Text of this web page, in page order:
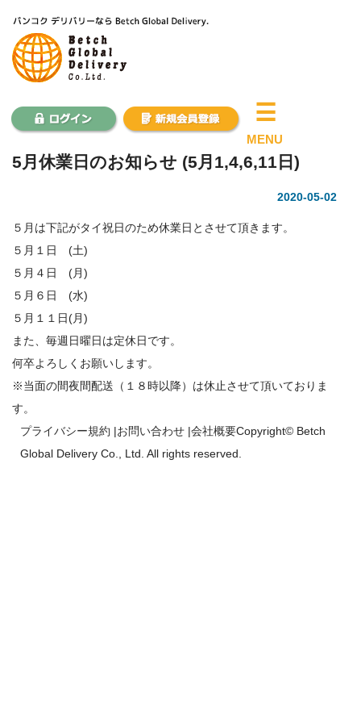
☰
MENU
5月休業日のお知らせ (5月1,4,6,11日)
2020-05-02
５月は下記がタイ祝日のため休業日とさせて頂きます。
５月１日 (土)
５月４日 (月)
５月６日 (水)
５月１１日(月)
また、毎週日曜日は定休日です。
何卒よろしくお願いします。
※当面の間夜間配送（１８時以降）は休止させて頂いておりま
す。
プライバシー規約 |お問い合わせ |会社概要Copyright© Betch
Global Delivery Co., Ltd. All rights reserved.